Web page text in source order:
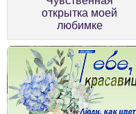
открытка моей
любимке